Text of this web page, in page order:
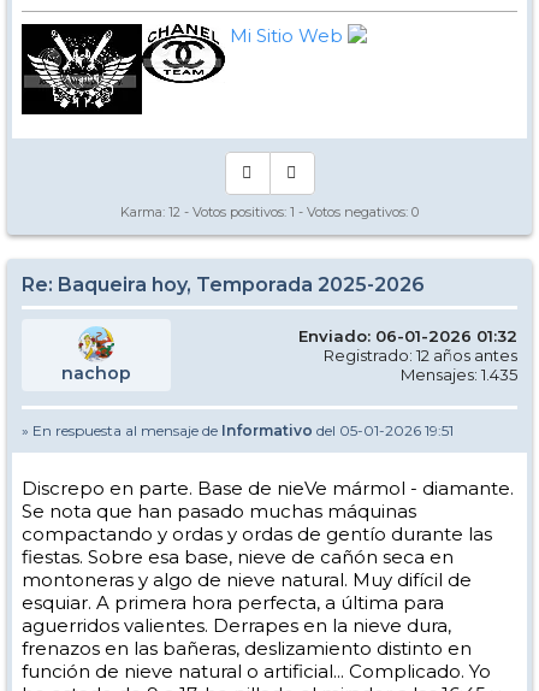
Mi Sitio Web
Karma: 12 - Votos positivos: 1 - Votos negativos: 0
Re: Baqueira hoy, Temporada 2025-2026
nachop
Enviado: 06-01-2026 01:32
Registrado: 12 años antes
Mensajes: 1.435
» En respuesta al mensaje de Informativo del 05-01-2026 19:51
Discrepo en parte. Base de nieVe mármol - diamante.
Se nota que han pasado muchas máquinas
compactando y ordas y ordas de gentío durante las
fiestas. Sobre esa base, nieve de cañón seca en
montoneras y algo de nieve natural. Muy difícil de
esquiar. A primera hora perfecta, a última para
aguerridos valientes. Derrapes en la nieve dura,
frenazos en las bañeras, deslizamiento distinto en
función de nieve natural o artificial... Complicado. Yo